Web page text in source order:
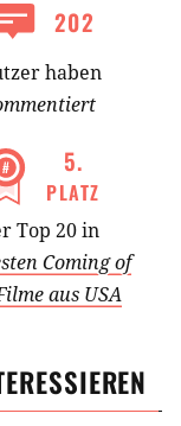
202
haben
5.
PLATZ
Top 20 in
Coming of
aus USA